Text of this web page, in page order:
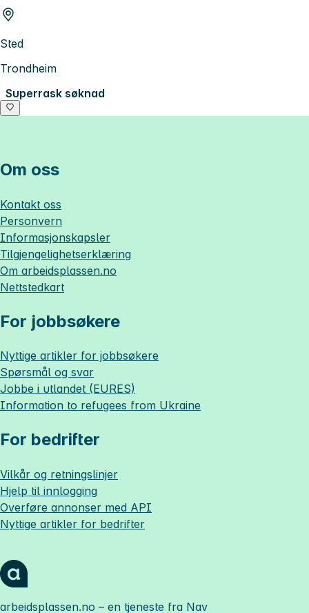
Sted
Trondheim
Superrask søknad
Om oss
Kontakt oss
Personvern
Informasjonskapsler
Tilgjengelighetserklæring
Om arbeidsplassen.no
Nettstedkart
For jobbsøkere
Nyttige artikler for jobbsøkere
Spørsmål og svar
Jobbe i utlandet (EURES)
Information to refugees from Ukraine
For bedrifter
Vilkår og retningslinjer
Hjelp til innlogging
Overføre annonser med API
Nyttige artikler for bedrifter
arbeidsplassen.no – en tjeneste fra Nav